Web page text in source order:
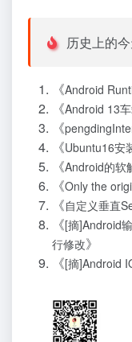
历史上的
《Android
《Android 13
《
《Ubuntu16安
《Android的软
《Only the
《自定义垂直
《[摘]Android
行修改》
《[摘]Android